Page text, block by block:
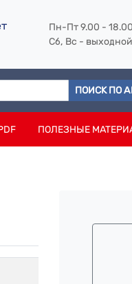
Пн-Пт 9.00 - 18.00
Сб, Вс - выходной
ПОИСК ПО
ПОЛЕЗНЫЕ